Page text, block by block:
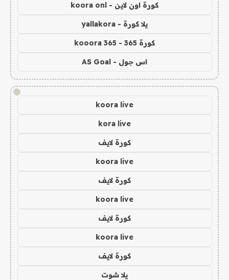
كورة اون لاين - koora onl
يلا كورة - yallakora
كورة 365 - kooora 365
اس جول - AS Goal
!
koora live
kora live
كورة لايف
koora live
كورة لايف
koora live
كورة لايف
koora live
كورة لايف
يلا شوت